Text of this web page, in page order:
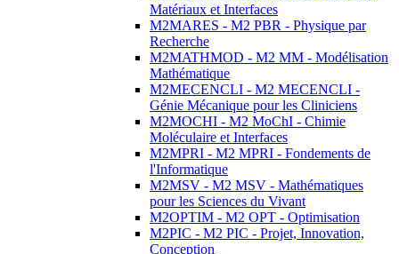
Matériaux et Interfaces
M2MARES - M2 PBR - Physique par
Recherche
M2MATHMOD - M2 MM - Modélisation
Mathématique
M2MECENCLI - M2 MECENCLI -
Génie Mécanique pour les Cliniciens
M2MOCHI - M2 MoChI - Chimie
Moléculaire et Interfaces
M2MPRI - M2 MPRI - Fondements de
l'Informatique
M2MSV - M2 MSV - Mathématiques
pour les Sciences du Vivant
M2OPTIM - M2 OPT - Optimisation
M2PIC - M2 PIC - Projet, Innovation,
Conception